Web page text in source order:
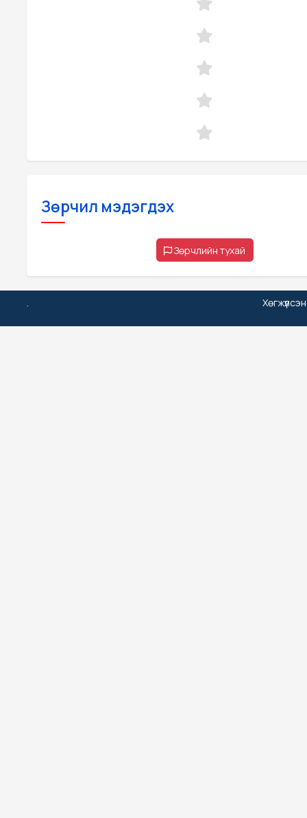
Зөрчил мэдэгдэх
Зөрчлийн тухай
.